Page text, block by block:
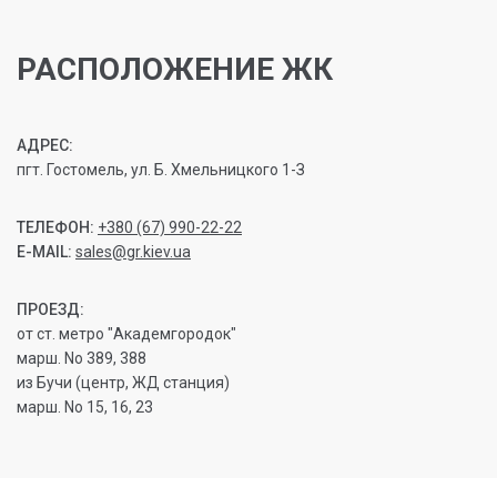
РАСПОЛОЖЕНИЕ ЖК
АДРЕС:
пгт. Гостомель, ул. Б. Хмельницкого 1-З
ТЕЛЕФОН: +380 (67) 990-22-22
E-MAIL: sales@gr.kiev.ua
ПРОЕЗД:
от ст. метро "Академгородок"
марш. No 389, 388
из Бучи (центр, ЖД станция)
марш. No 15, 16, 23